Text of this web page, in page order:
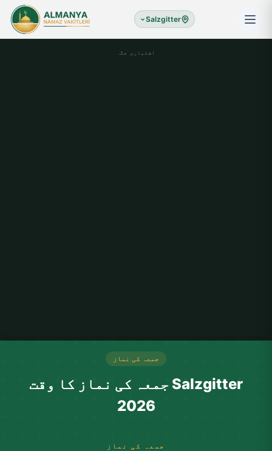
Salzgitter
اشتہاری جگہ
جمعہ کی نماز
Salzgitter جمعہ کی نماز کا وقت
2026
جمعہ کی نماز